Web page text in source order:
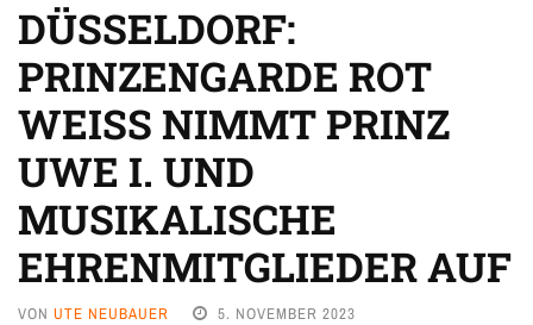
DÜSSELDORF:
PRINZENGARDE ROT
WEISS NIMMT PRINZ
UWE I. UND
MUSIKALISCHE
EHRENMITGLIEDER AUF
VON UTE NEUBAUER 5. NOVEMBER 2023